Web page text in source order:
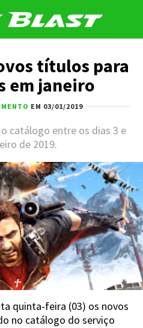
títulos para
em janeiro
EM 03/01/2019
catálogo entre os dias 3 e
de 2019.
quinta-feira (03) os novos
no catálogo do serviço